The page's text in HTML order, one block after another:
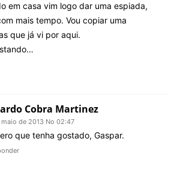
em casa vim logo dar uma espiada,
mais tempo. Vou copiar uma
que já vi por aqui.
Cobra Martinez
maio de 2013 No 02:47
que tenha gostado, Gaspar.